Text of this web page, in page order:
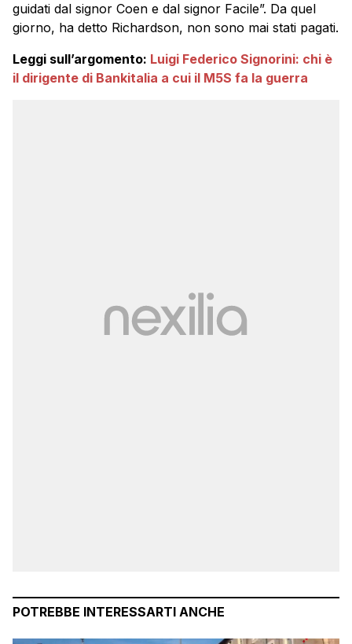
guidati dal signor Coen e dal signor Facile”. Da quel
giorno, ha detto Richardson, non sono mai stati pagati.
Leggi sull’argomento: Luigi Federico Signorini: chi è
il dirigente di Bankitalia a cui il M5S fa la guerra
POTREBBE INTERESSARTI ANCHE